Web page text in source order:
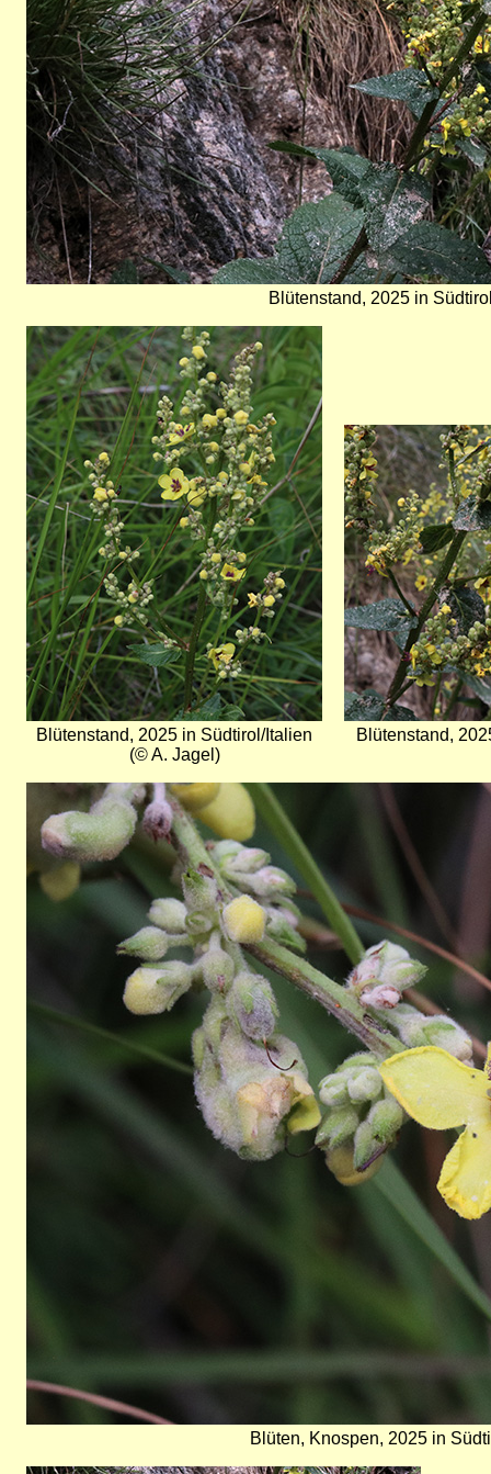
Blütenstand, 2025 in
Bild
Blütenstand, 2025 in Südtirol/Italien
(© A. Jagel)
Bild
Blütenstand,
Blüten, Knospen, 2025 in